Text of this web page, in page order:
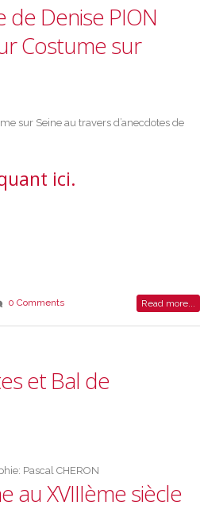
de Denise PION
Costume sur
sur Seine au travers d’anecdotes de
ici.
0 Comments Read more...
et Bal de
Pascal CHERON
au XVIIIème siècle